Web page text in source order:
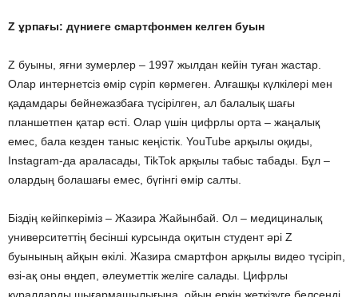
Z ұрпағы: дүниеге смартфонмен келген буын
Z буыны, яғни зумерлер – 1997 жылдан кейін туған жастар.
Олар интернетсіз өмір сүріп көрмеген. Алғашқы күлкілері мен
қадамдары бейнежазбаға түсірілген, ал балалық шағы
планшетпен қатар өсті. Олар үшін цифрлы орта – жаңалық
емес, бала кезден таныс кеңістік. YouTube арқылы оқиды,
Instagram-да араласады, TikTok арқылы табыс табады. Бұл –
олардың болашағы емес, бүгінгі өмір салты.
Біздің кейіпкеріміз – Жазира Жайынбай. Ол – медициналық
университеттің бесінші курсында оқитын студент әрі Z
буынының айқын өкілі. Жазира смартфон арқылы видео түсіріп,
өзі-ақ оны өңдеп, әлеуметтік желіге салады. Цифрлы
құралдарды шығармашылығына, ойын еркін жеткізуге белсенді